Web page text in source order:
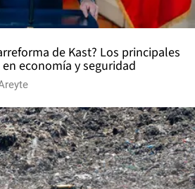
de Kast? Los principales
economía y seguridad